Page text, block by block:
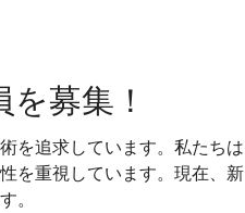
募集！
を追求しています。私たちは
を重視しています。現在、新
。